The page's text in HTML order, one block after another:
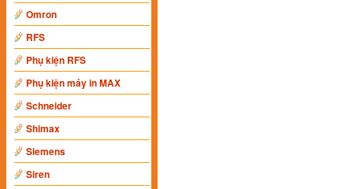
Omron
RFS
Phụ kiện RFS
Phụ kiện máy in MAX
Schneider
Shimax
Siemens
Siren